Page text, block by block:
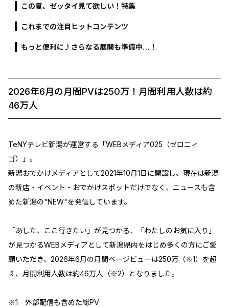
この夏、ゼッタイ見て欲しい！特集
これまでの注目ヒットコンテンツ
もっと便利に♪さらなる展開も準備中…！
2026年6月の月間PVは250万！月間利用人数は約
46万人
TeNYテレビ新潟が運営する「WEBメディア025（ゼロニィ
ゴ）」。
新潟おでかけメディアとして2021年10月1日に開設し、現在は新潟
の新店・イベント・おでかけスポットだけでなく、ニュースも含
めた新潟の"NEW"を発信しています。
「あした、ここ行きたい」が見つかる、「わたしのお気に入り」
が見つかるWEBメディアとして新潟県内をはじめ多くの方にご愛
顧いただき、2026年6月の月間ページビューは250万（※1）を超
え、月間利用人数は約46万人（※2）となりました。
※1 外部配信も含めた総PV